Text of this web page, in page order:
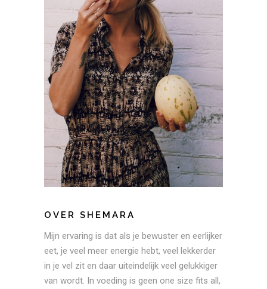
OVER SHEMARA
Mijn ervaring is dat als je bewuster en eerlijker
eet, je veel meer energie hebt, veel lekkerder
in je vel zit en daar uiteindelijk veel gelukkiger
van wordt. In voeding is geen one size fits all,